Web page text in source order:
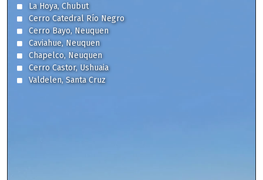
La Hoya, Chubut
Cerro Catedral Río Negro
Cerro Bayo, Neuquen
Caviahue, Neuquen
Chapelco, Neuquen
Cerro Castor, Ushuaia
Valdelen, Santa Cruz